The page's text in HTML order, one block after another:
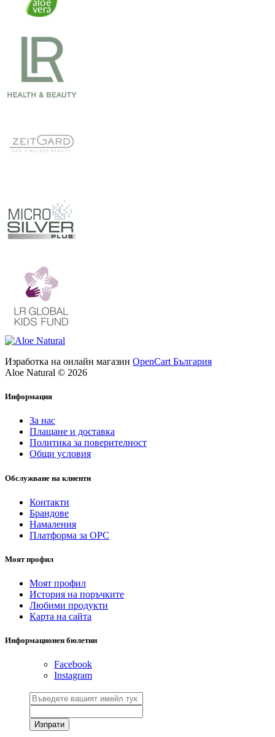
Изработка на онлайн магазин OpenCart България
Aloe Natural © 2026
Информация
За нас
Плащане и доставка
Политика за поверителност
Общи условия
Обслужване на клиенти
Контакти
Брандове
Намаления
Платформа за ОРС
Моят профил
Моят профил
История на поръчките
Любими продукти
Карта на сайта
Информационен бюлетин
Facebook
Instagram